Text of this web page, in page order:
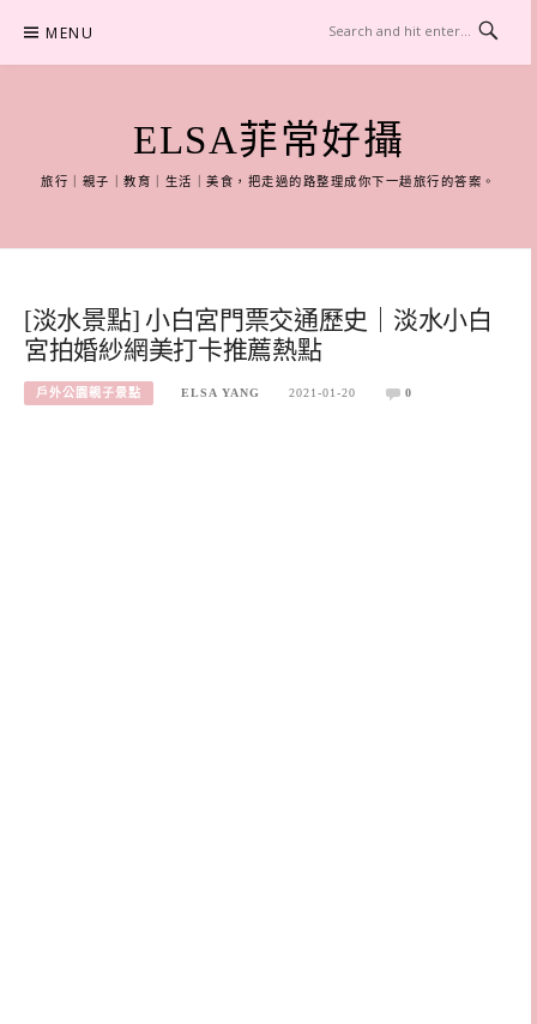
content
MENU
ELSA菲常好攝
旅行｜親子｜教育｜生活｜美食，把走過的路整理成你下一趟旅行的答案。
[淡水景點] 小白宮門票交通歷史｜淡水小白
宮拍婚紗網美打卡推薦熱點
戶外公園親子景點 ELSA YANG 2021-01-20 0